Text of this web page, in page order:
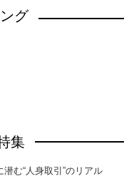
グ
集
む“人身取引”のリアル